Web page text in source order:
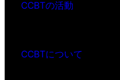
CCBTの活動
CCBTについて